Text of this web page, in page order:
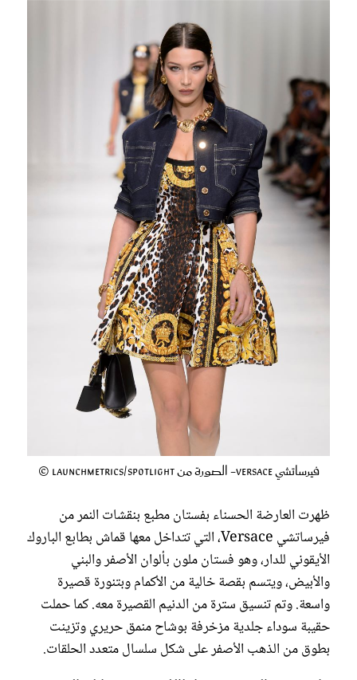
فيرساتشي Versace- الصورة من Launchmetrics/Spotlight ©
ظهرت العارضة الحسناء بفستان مطبع بنقشات النمر من
فيرساتشي Versace، التي تتداخل معها قماش بطابع الباروك
الأيقوني للدار، وهو فستان ملون بألوان الأصفر والبني
والأبيض، ويتسم بقصة خالية من الأكمام وبتنورة قصيرة
واسعة. وتم تنسيق سترة من الدنيم القصيرة معه. كما حملت
حقيبة سوداء جلدية مزخرفة بوشاح منمق حريري وتزينت
بطوق من الذهب الأصفر على شكل سلسال متعدد الحلقات.